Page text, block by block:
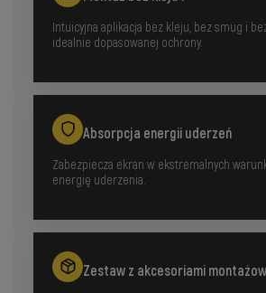
Intuicyjna aplikacja bez kleju, bez smug i
idealnie dopasowanej ochrony.
Absorpcja energii uderzeń
Zabezpiecza ekran w ekstremalnych
energię uderzenia.
Zestaw z akcesoriami